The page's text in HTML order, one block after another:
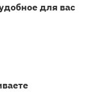
для вас